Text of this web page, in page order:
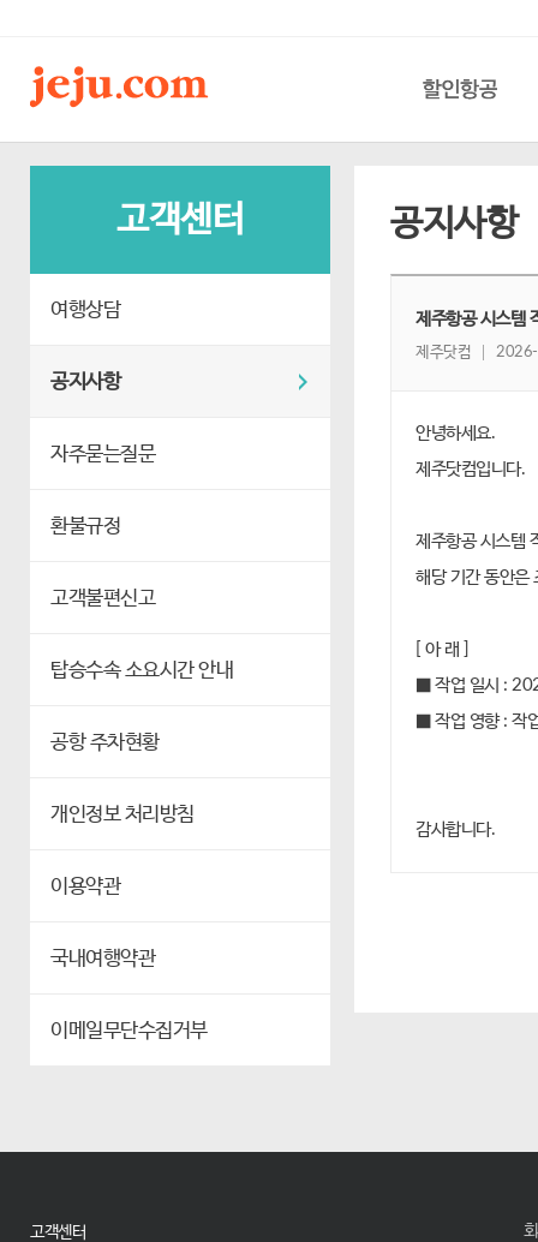
할인항공
고객센터
여행상담
공지사항
자주묻는질문
환불규정
고객불편신고
탑승수속 소요시간 안내
공항 주차현황
개인정보 처리방침
이용약관
국내여행약관
이메일무단수집거부
공지사항
제주항공 시스템
제주닷컴
안녕하세요.
제주닷컴입니다.
제주항공 시스템
해당 기간 동안은
[ 아 래 ]
■ 작업 일시 :
■ 작업 영향 : 작
감사합니다.
고객센터